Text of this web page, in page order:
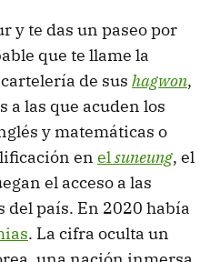
y te das un paseo por
que te llame la
de sus hagwon,
a las que acuden los
y matemáticas o
en elsuneung, el
el acceso a las
país. En 2020 había
. La cifra oculta un